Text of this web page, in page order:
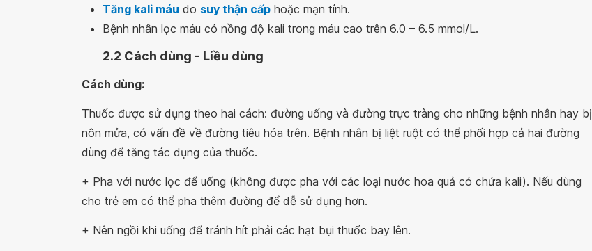
Tăng kali máu do suy thận cấp hoặc mạn tính.
Bệnh nhân lọc máu có nồng độ kali trong máu cao trên 6.0 – 6.5 mmol/L.
2.2 Cách dùng - Liều dùng
Cách dùng:
Thuốc được sử dụng theo hai cách: đường uống và đường trực tràng cho những bệnh nhân hay bị
nôn mửa, có vấn đề về đường tiêu hóa trên. Bệnh nhân bị liệt ruột có thể phối hợp cả hai đường
dùng để tăng tác dụng của thuốc.
+ Pha với nước lọc để uống (không được pha với các loại nước hoa quả có chứa kali). Nếu dùng
cho trẻ em có thể pha thêm đường để dễ sử dụng hơn.
+ Nên ngồi khi uống để tránh hít phải các hạt bụi thuốc bay lên.